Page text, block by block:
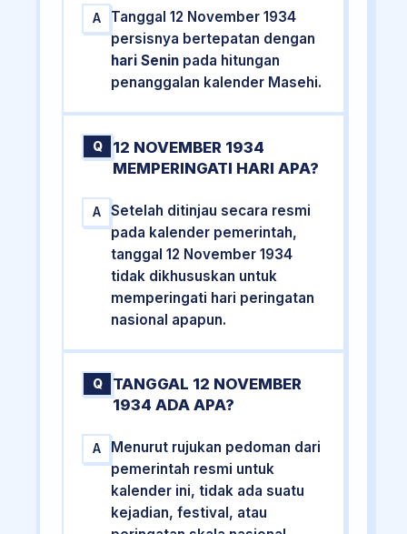
A
Tanggal 12 November 1934
persisnya bertepatan dengan
hari Senin pada hitungan
penanggalan kalender Masehi.
Q
12 NOVEMBER 1934
MEMPERINGATI HARI APA?
A
Setelah ditinjau secara resmi
pada kalender pemerintah,
tanggal 12 November 1934
tidak dikhususkan untuk
memperingati hari peringatan
nasional apapun.
Q
TANGGAL 12 NOVEMBER
1934 ADA APA?
A
Menurut rujukan pedoman dari
pemerintah resmi untuk
kalender ini, tidak ada suatu
kejadian, festival, atau